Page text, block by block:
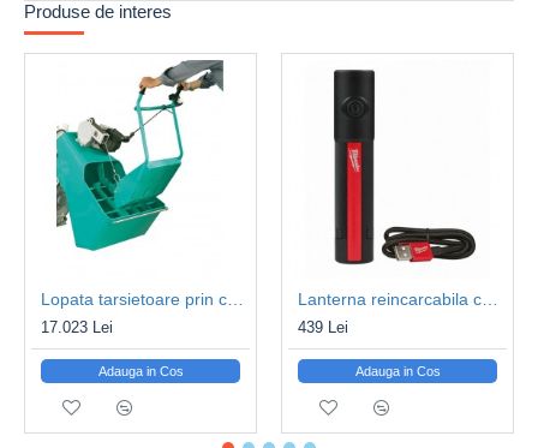
Produse de interes
17.023 Lei
Adauga in Cos
439 Lei
Adauga in Cos